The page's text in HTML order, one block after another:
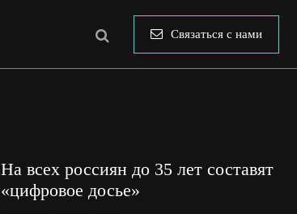
Связаться с нами
На всех россиян до 35 лет составят
«цифровое досье»